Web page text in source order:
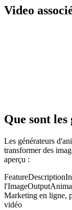
Video
Que sont
Les générateurs
transformer des
aperçu :
Marketing en ligne,
vidéo